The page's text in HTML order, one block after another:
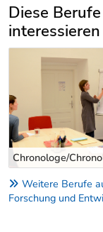
Diese
interessieren
Uber weitere
Chronologe/
Weitere Berufe
Forschung und